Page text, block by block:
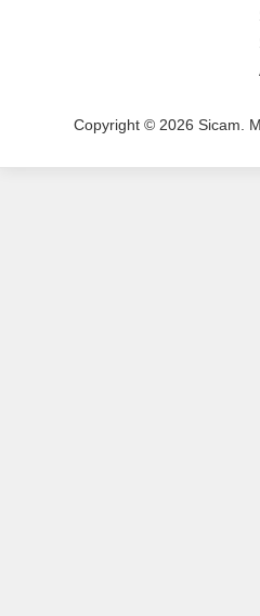
Copyright © 2026 Sicam.